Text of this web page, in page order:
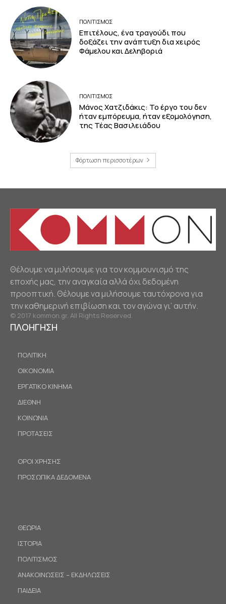
ΠΟΛΙΤΙΣΜΟΣ
Επιτέλους, ένα τραγούδι που
δοξάζει την ανάπτυξη δια χειρός
Φάμελου και Δεληβοριά
ΠΟΛΙΤΙΣΜΟΣ
Μάνος Χατζιδάκις: Το έργο του δεν
ήταν εμπόρευμα, ήταν εξομολόγηση,
της Τέας Βασιλειάδου
Φόρτωση περισσοτέρων
Θέλουμε να μιλήσουμε για τον κομμουνισμό της
εποχής μας, την αναγκαία αλλά όχι δεδομένη
προοπτική. Θέλουμε να μιλήσουμε ταυτόχρονα για
την καθημερινή επιβίωση και τον αγώνα γι’ αυτήν.
© 2017 kommon.gr. All Rights Reserved.
ΠΛΟΗΓΗΣΗ
ΠΟΛΙΤΙΚΗ
ΟΙΚΟΝΟΜΙΑ
ΕΡΓΑΤΙΚΟ ΚΙΝΗΜΑ
ΔΙΕΘΝΗ
ΚΟΙΝΩΝΙΑ
ΠΡΟΤΑΣΕΙΣ
ΟΡΟΙ ΧΡΗΣΗΣ
ΠΡΟΣΩΠΙΚΑ ΔΕΔΟΜΕΝΑ
ΘΕΩΡΙΑ
ΙΣΤΟΡΙΑ
ΠΟΛΙΤΙΣΜΟΣ
ΑΝΑΚΟΙΝΩΣΕΙΣ – ΕΚΔΗΛΩΣΕΙΣ
ΠΑΙΔΕΙΑ